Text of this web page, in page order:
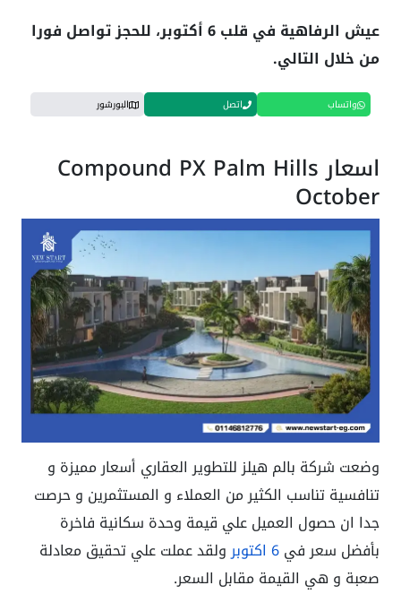
عيش الرفاهية في قلب 6 أكتوبر، للحجز تواصل فورا
من خلال التالي.
واتساب اتصل البورشور
اسعار Compound PX Palm Hills
October
وضعت شركة بالم هيلز للتطوير العقاري أسعار مميزة و
تنافسية تناسب الكثير من العملاء و المستثمرين و حرصت
جدا ان حصول العميل علي قيمة وحدة سكانية فاخرة
بأفضل سعر في
ولقد عملت علي تحقيق معادلة
صعبة و هي القيمة مقابل السعر.